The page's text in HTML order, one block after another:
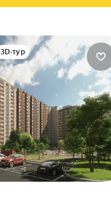
3D-тур